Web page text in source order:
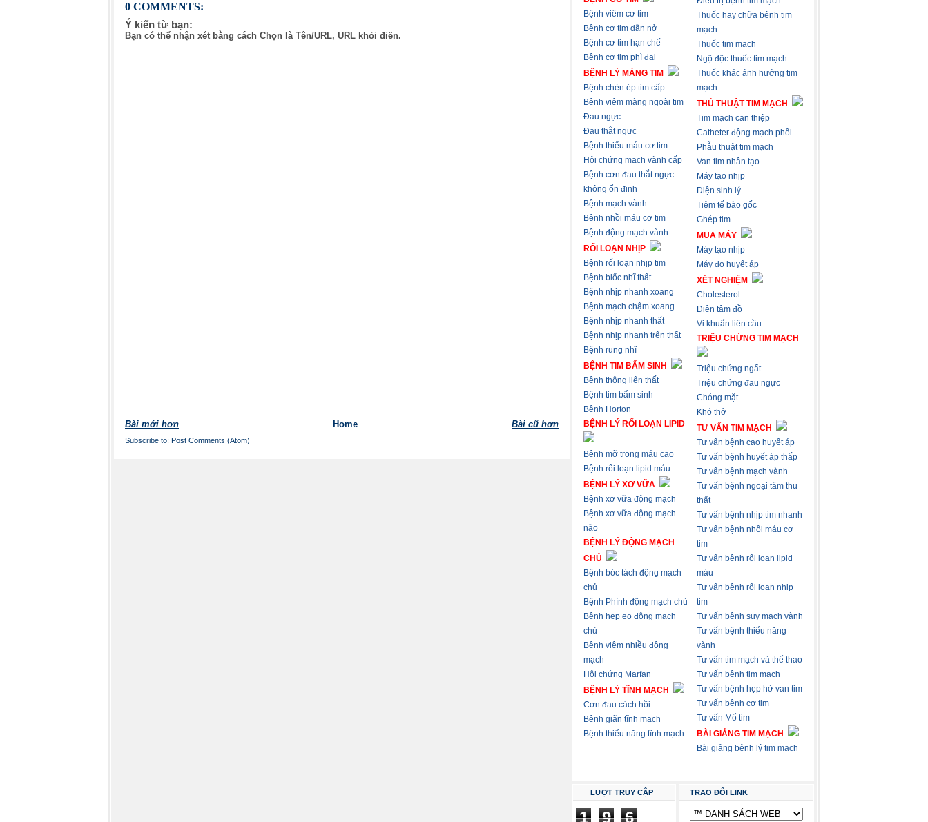
0 COMMENTS:
Ý kiến từ bạn:
Bạn có thể nhận xét bằng cách Chọn là Tên/URL, URL khỏi điền.
Bài mới hơn Bài cũ hơn
Home
Subscribe to: Post Comments (Atom)
Bệnh viêm cơ tim
Bệnh cơ tim dãn nở
Bệnh cơ tim hạn chế
Bệnh cơ tim phì đại
BỆNH LÝ MÀNG TIM
Bệnh chèn ép tim cấp
Bệnh viêm màng ngoài tim
Đau ngực
Đau thắt ngực
Bệnh thiếu máu cơ tim
Hội chứng mạch vành cấp
Bệnh cơn đau thắt ngực
không ổn định
Bệnh mạch vành
Bệnh nhồi máu cơ tim
Bệnh động mạch vành
RỐI LOẠN NHỊP
Bệnh rối loạn nhịp tim
Bệnh blốc nhĩ thất
Bệnh nhịp nhanh xoang
Bệnh mạch chậm xoang
Bệnh nhịp nhanh thất
Bệnh nhịp nhanh trên thất
Bệnh rung nhĩ
BỆNH TIM BẨM SINH
Bệnh thông liên thất
Bệnh tim bẩm sinh
Bệnh Horton
BỆNH LÝ RỐI LOẠN LIPID
Bệnh mỡ trong máu cao
Bệnh rối loạn lipid máu
BỆNH LÝ XƠ VỮA
Bệnh xơ vữa động mạch
Bệnh xơ vữa động mạch
não
BỆNH LÝ ĐỘNG MẠCH
CHỦ
Bệnh bóc tách động mạch
chủ
Bệnh Phình động mạch chủ
Bệnh hẹp eo động mạch
chủ
Bệnh viêm nhiều động
mạch
Hội chứng Marfan
BỆNH LÝ TĨNH MẠCH
Cơn đau cách hồi
Bệnh giãn tĩnh mạch
Bệnh thiểu năng tĩnh mạch
Thuốc hay chữa bệnh tim
mạch
Thuốc tim mạch
Ngộ độc thuốc tim mạch
Thuốc khác ảnh hưởng tim
mạch
THỦ THUẬT TIM MẠCH
Tim mạch can thiệp
Catheter động mạch phổi
Phẫu thuật tim mạch
Van tim nhân tạo
Máy tạo nhịp
Điện sinh lý
Tiêm tế bào gốc
Ghép tim
MUA MÁY
Máy tạo nhịp
Máy đo huyết áp
XÉT NGHIỆM
Cholesterol
Điện tâm đồ
Vi khuẩn liên cầu
TRIỆU CHỨNG TIM MẠCH
Triệu chứng ngất
Triệu chứng đau ngực
Chóng mặt
Khó thở
TƯ VẤN TIM MẠCH
Tư vấn bệnh cao huyết áp
Tư vấn bệnh huyết áp thấp
Tư vấn bệnh mạch vành
Tư vấn bệnh ngoại tâm thu
thất
Tư vấn bệnh nhịp tim nhanh
Tư vấn bệnh nhồi máu cơ
tim
Tư vấn bệnh rối loạn lipid
máu
Tư vấn bệnh rối loạn nhịp
tim
Tư vấn bệnh suy mạch vành
Tư vấn bệnh thiểu năng
vành
Tư vấn tim mạch và thể thao
Tư vấn bệnh tim mạch
Tư vấn bệnh hẹp hở van tim
Tư vấn bệnh cơ tim
Tư vấn Mổ tim
BÀI GIẢNG TIM MẠCH
Bài giảng bệnh lý tim mạch
LƯỢT TRUY CẬP
1 9 6
TRAO ĐỔI LINK